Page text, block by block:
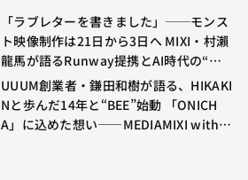
「ラブレターを書きました」──モンス
ト映像制作は21日から3日へ MIXI・村瀨
龍馬が語るRunway提携とAI時代の“つ
くる”
UUUM創業者・鎌田和樹が語る、HIKAKI
Nと歩んだ14年と“BEE”始動 「ONICH
A」に込めた想い——MEDIAMIXI with in